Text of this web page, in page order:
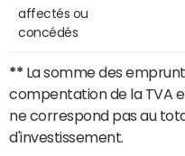
affectés ou
concédés
** La somme des
compentation de la TVA
ne correspond pas au
d'investissement.